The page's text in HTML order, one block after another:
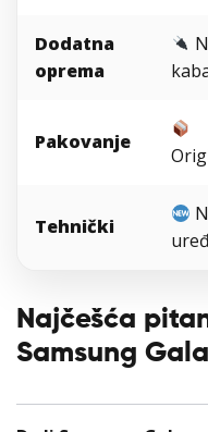
Dodatna
oprema
Pakovanje
Tehnički
Najčešća
Samsung